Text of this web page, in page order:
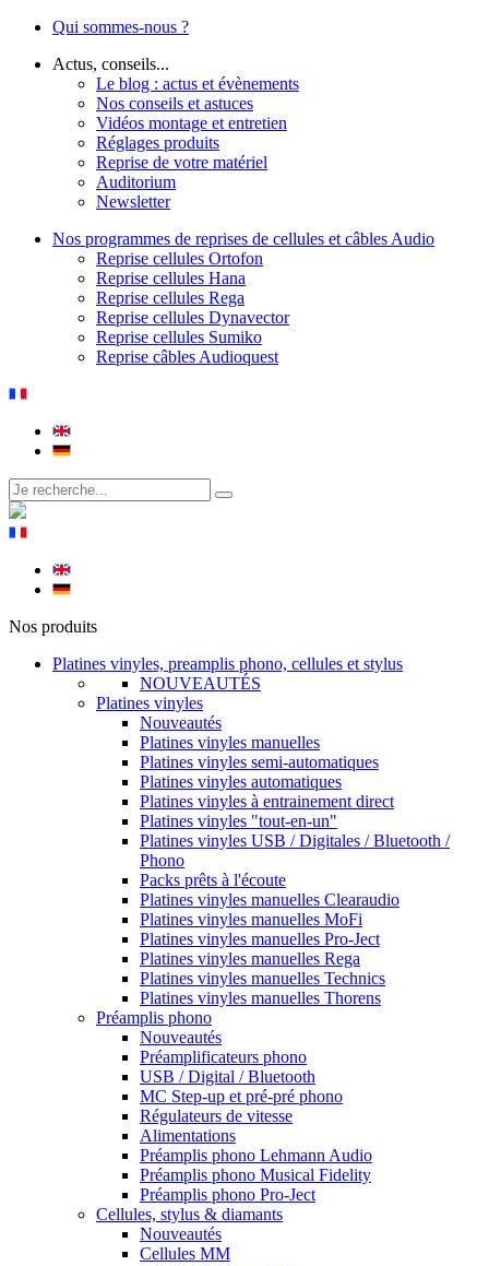
Qui sommes-nous ?
Actus, conseils...
Le blog : actus et évènements
Nos conseils et astuces
Vidéos montage et entretien
Réglages produits
Reprise de votre matériel
Auditorium
Newsletter
Nos programmes de reprises de cellules et câbles Audio
Reprise cellules Ortofon
Reprise cellules Hana
Reprise cellules Rega
Reprise cellules Dynavector
Reprise cellules Sumiko
Reprise câbles Audioquest
Nos produits
Platines vinyles, preamplis phono, cellules et stylus
NOUVEAUTÉS
Platines vinyles
Nouveautés
Platines vinyles manuelles
Platines vinyles semi-automatiques
Platines vinyles automatiques
Platines vinyles à entrainement direct
Platines vinyles "tout-en-un"
Platines vinyles USB / Digitales / Bluetooth /
Phono
Packs prêts à l'écoute
Platines vinyles manuelles Clearaudio
Platines vinyles manuelles MoFi
Platines vinyles manuelles Pro-Ject
Platines vinyles manuelles Rega
Platines vinyles manuelles Technics
Platines vinyles manuelles Thorens
Préamplis phono
Nouveautés
Préamplificateurs phono
USB / Digital / Bluetooth
MC Step-up et pré-pré phono
Régulateurs de vitesse
Alimentations
Préamplis phono Lehmann Audio
Préamplis phono Musical Fidelity
Préamplis phono Pro-Ject
Cellules, stylus & diamants
Nouveautés
Cellules MM